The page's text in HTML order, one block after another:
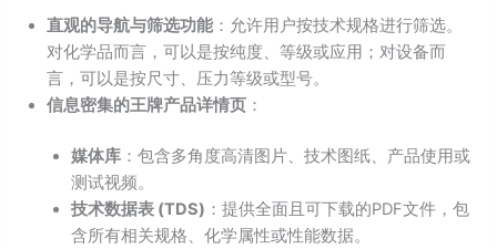
直观的导航与筛选功能 ：允许用户按技术规格进行筛选。
对化学品而言，可以是按纯度、等级或应用；对设备而
言，可以是按尺寸、压力等级或型号。
信息密集的王牌产品详情页 ：
媒体库 ：包含多角度高清图片、技术图纸、产品使用或
测试视频。
技术数据表 (TDS) ：提供全面且可下载的PDF文件，包
含所有相关规格、化学属性或性能数据。